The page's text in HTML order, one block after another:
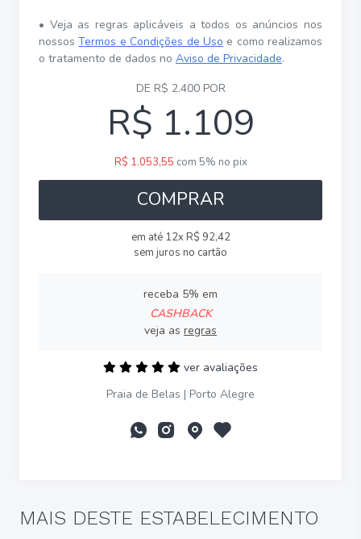
• Veja as regras aplicáveis a todos os anúncios nos
nossosTermos e Condições de Uso e como realizamos
o tratamento de dados no Aviso de Privacidade.
DE R$ 2.400 POR
R$ 1.109
R$ 1.053,55 com 5% no pix
COMPRAR
em até 12x R$ 92,42
sem juros no cartão
receba 5% em
CASHBACK
veja as regras
ver avaliações
Praia de Belas | Porto Alegre
MAIS DESTE ESTABELECIMENTO